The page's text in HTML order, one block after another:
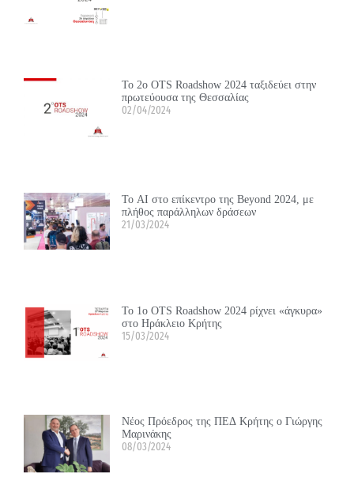
Το 2ο OTS Roadshow 2024 ταξιδεύει στην
πρωτεύουσα της Θεσσαλίας
02/04/2024
Το ΑΙ στο επίκεντρο της Beyond 2024, με
πλήθος παράλληλων δράσεων
21/03/2024
Το 1ο OTS Roadshow 2024 ρίχνει «άγκυρα»
στο Ηράκλειο Κρήτης
15/03/2024
Νέος Πρόεδρος της ΠΕΔ Κρήτης ο Γιώργης
Μαρινάκης
08/03/2024